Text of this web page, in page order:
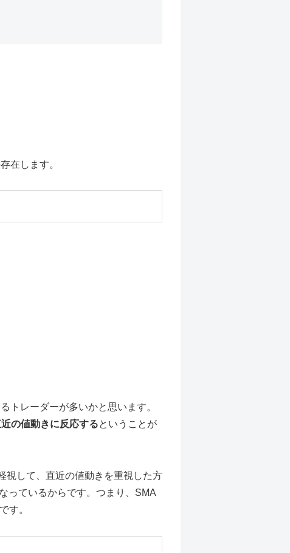
在します。
トレーダーが多いかと思います。
の値動きに反応するということが
視して、直近の値動きを重視した方
っているからです。つまり、SMA
です。